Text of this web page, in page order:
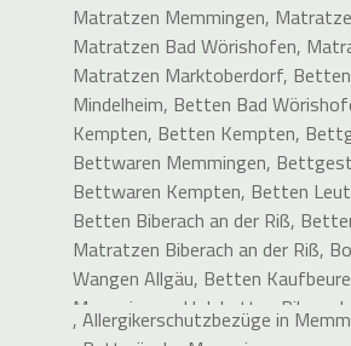
Matratzen Memmingen,
Matratzen Bad Wörishofen,
Matratzen Marktoberdorf,
Mindelheim, Betten Bad
Kempten, Betten Kempten,
Bettwaren Memmingen,
Bettwaren Kempten, Betten
Betten Biberach an der Riß,
Matratzen Biberach an der Riß,
Wangen Allgäu, Betten
Memmingen , Holzbetten
Elektrische Lattenroste
, Allergikerschutzbezüge in